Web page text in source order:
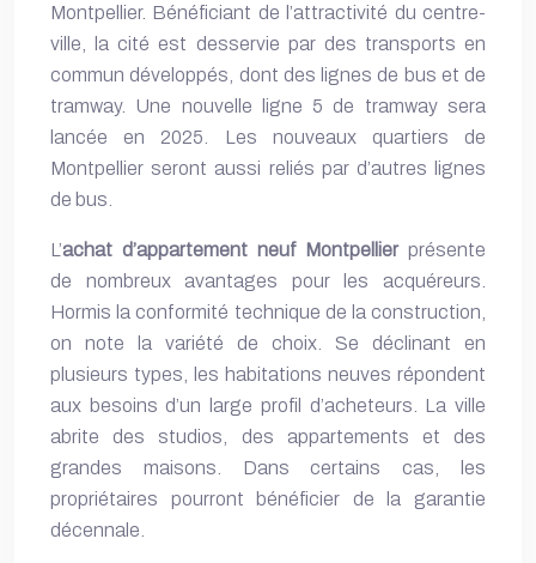
Montpellier. Bénéficiant de l’attractivité du centre-
ville, la cité est desservie par des transports en
commun développés, dont des lignes de bus et de
tramway. Une nouvelle ligne 5 de tramway sera
lancée en 2025. Les nouveaux quartiers de
Montpellier seront aussi reliés par d’autres lignes
de bus.
L’achat d’appartement neuf Montpellierprésente
de nombreux avantages pour les acquéreurs.
Hormis la conformité technique de la construction,
on note la variété de choix. Se déclinant en
plusieurs types, les habitations neuves répondent
aux besoins d’un large profil d’acheteurs. La ville
abrite des studios, des appartements et des
grandes maisons. Dans certains cas, les
propriétaires pourront bénéficier de la garantie
décennale.